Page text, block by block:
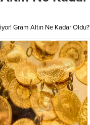
Gram Altın Ne Kadar Oldu?